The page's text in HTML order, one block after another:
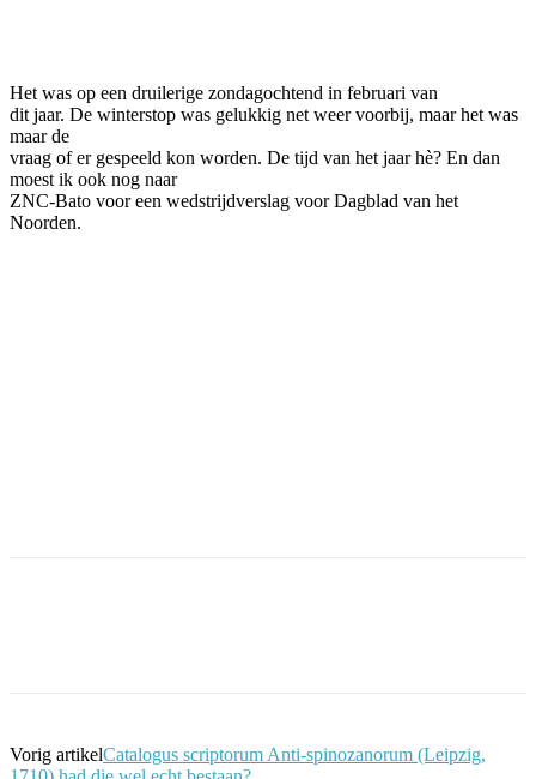
Het was op een druilerige zondagochtend in februari van
dit jaar. De winterstop was gelukkig net weer voorbij, maar het was
maar de
vraag of er gespeeld kon worden. De tijd van het jaar hè? En dan
moest ik ook nog naar
ZNC-Bato voor een wedstrijdverslag voor Dagblad van het
Noorden.
Vorig artikelCatalogus scriptorum Anti-spinozanorum (Leipzig,